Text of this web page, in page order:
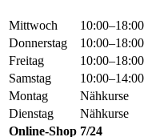
Mittwoch
10:00–18:00
Donnerstag
10:00–18:00
Freitag
10:00–18:00
Samstag
10:00–14:00
Montag
Nähkurse
Dienstag
Nähkurse
Online-Shop 7/24